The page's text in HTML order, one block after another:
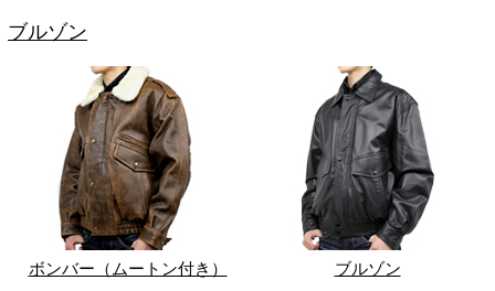
ブルゾン
ボンバー（ムートン付き） ブルゾン